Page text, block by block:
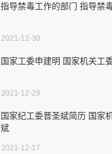
指导禁毒工作的部门 指导禁
2021-12-30
国家工委申建明 国家机关工
2021-12-29
国家纪工委晋圣斌简历 国家
斌
2021-12-17